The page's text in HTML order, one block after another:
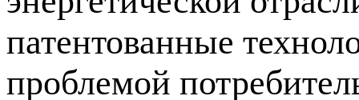
патентованные
проблемой